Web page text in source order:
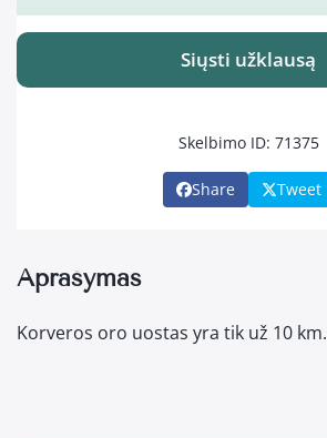
Siųsti užklausą
Skelbimo ID: 71375
Share Tweet
Aprašymas
Korveros oro uostas yra tik už 10 km.